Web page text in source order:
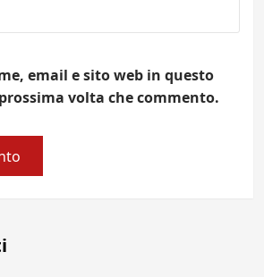
email e sito web in questo
volta che commento.